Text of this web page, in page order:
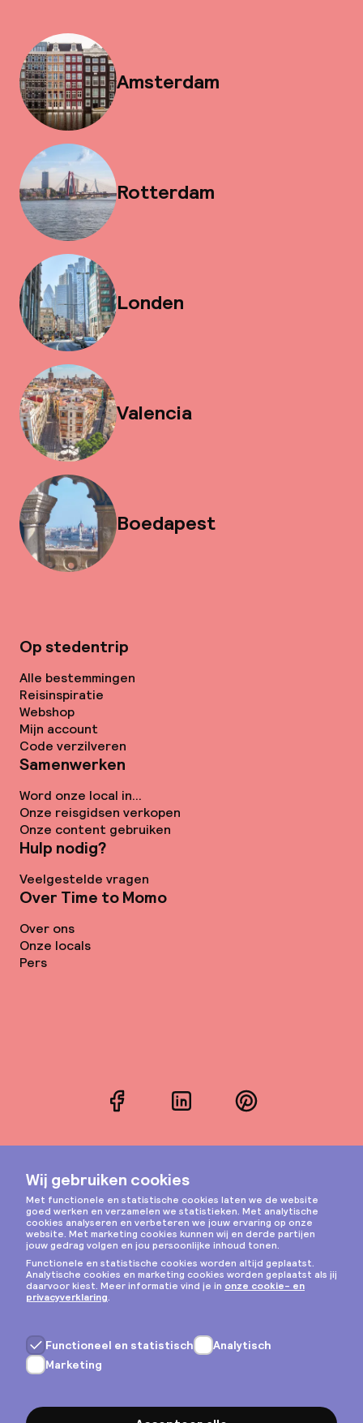
Amsterdam
Rotterdam
Londen
Valencia
Boedapest
Op stedentrip
Alle bestemmingen
Reisinspiratie
Webshop
Mijn account
Code verzilveren
Samenwerken
Word onze local in...
Onze reisgidsen verkopen
Onze content gebruiken
Hulp nodig?
Veelgestelde vragen
Over Time to Momo
Over ons
Onze locals
Pers
FacebookLinkedInPinterest
Instagram
Privacy & cookies
Algemene voorwaarden